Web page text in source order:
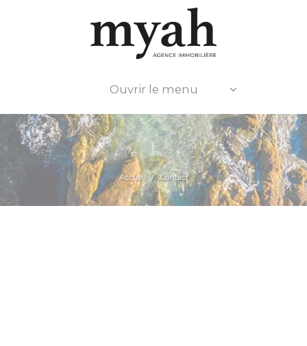
Ouvrir le menu
Accueil Contact